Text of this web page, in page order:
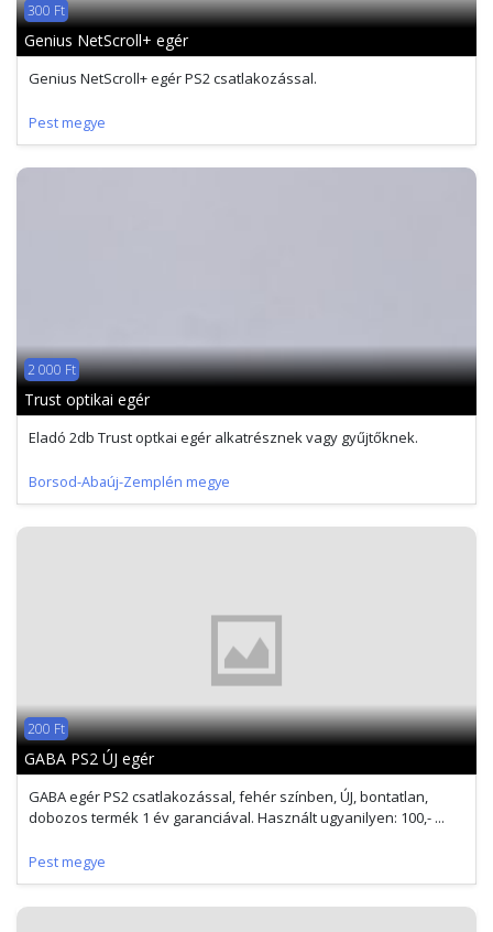
300 Ft
Genius NetScroll+ egér
Genius NetScroll+ egér PS2 csatlakozással.
Pest megye
2 000 Ft
Trust optikai egér
Eladó 2db Trust optkai egér alkatrésznek vagy gyűjtőknek.
Borsod-Abaúj-Zemplén megye
200 Ft
GABA PS2 ÚJ egér
GABA egér PS2 csatlakozással, fehér színben, ÚJ, bontatlan,
dobozos termék 1 év garanciával. Használt ugyanilyen: 100,- ...
Pest megye